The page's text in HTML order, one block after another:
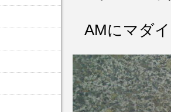
AMにマダ